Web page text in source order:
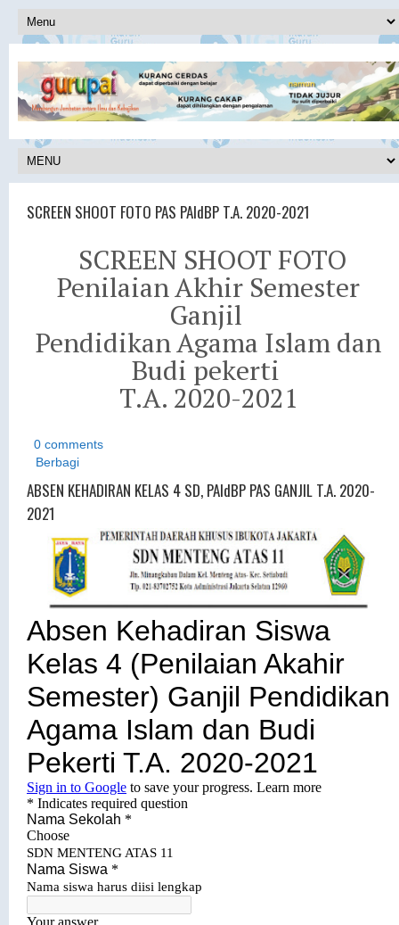
SCREEN SHOOT FOTO PAS PAIdBP T.A. 2020-2021
SCREEN SHOOT FOTO
Penilaian Akhir Semester
Ganjil
Pendidikan Agama Islam dan
Budi pekerti
T.A. 2020-2021
0 comments
Berbagi
ABSEN KEHADIRAN KELAS 4 SD, PAIdBP PAS GANJIL T.A. 2020-
2021